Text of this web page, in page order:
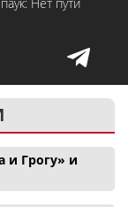
и Грогу» и